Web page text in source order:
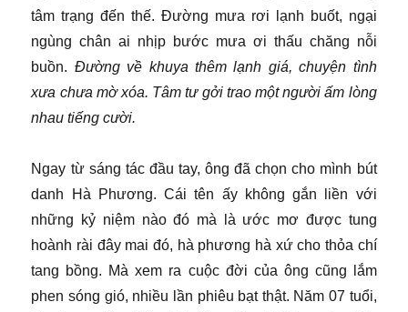
tâm trạng đến thế. Đường mưa rơi lạnh buốt, ngại
ngùng chân ai nhịp bước mưa ơi thấu chăng nỗi
buồn. Đường về khuya thêm lạnh giá, chuyện tình
xưa chưa mờ xóa. Tâm tư gởi trao một người ấm lòng
nhau tiếng cười.
Ngay từ sáng tác đầu tay, ông đã chọn cho mình bút
danh Hà Phương. Cái tên ấy không gắn liền với
những kỷ niệm nào đó mà là ước mơ được tung
hoành rài đây mai đó, hà phương hà xứ cho thỏa chí
tang bồng. Mà xem ra cuộc đời của ông cũng lắm
phen sóng gió, nhiều lần phiêu bạt thật. Năm 07 tuổi,